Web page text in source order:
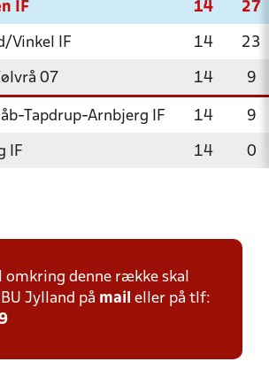
IF 14 27
Vinkel IF 14 23
07 14 9
Tapdrup-Arnbjerg IF 14 9
IF 14 0
omkring denne række skal
Jylland på mail eller på tlf: